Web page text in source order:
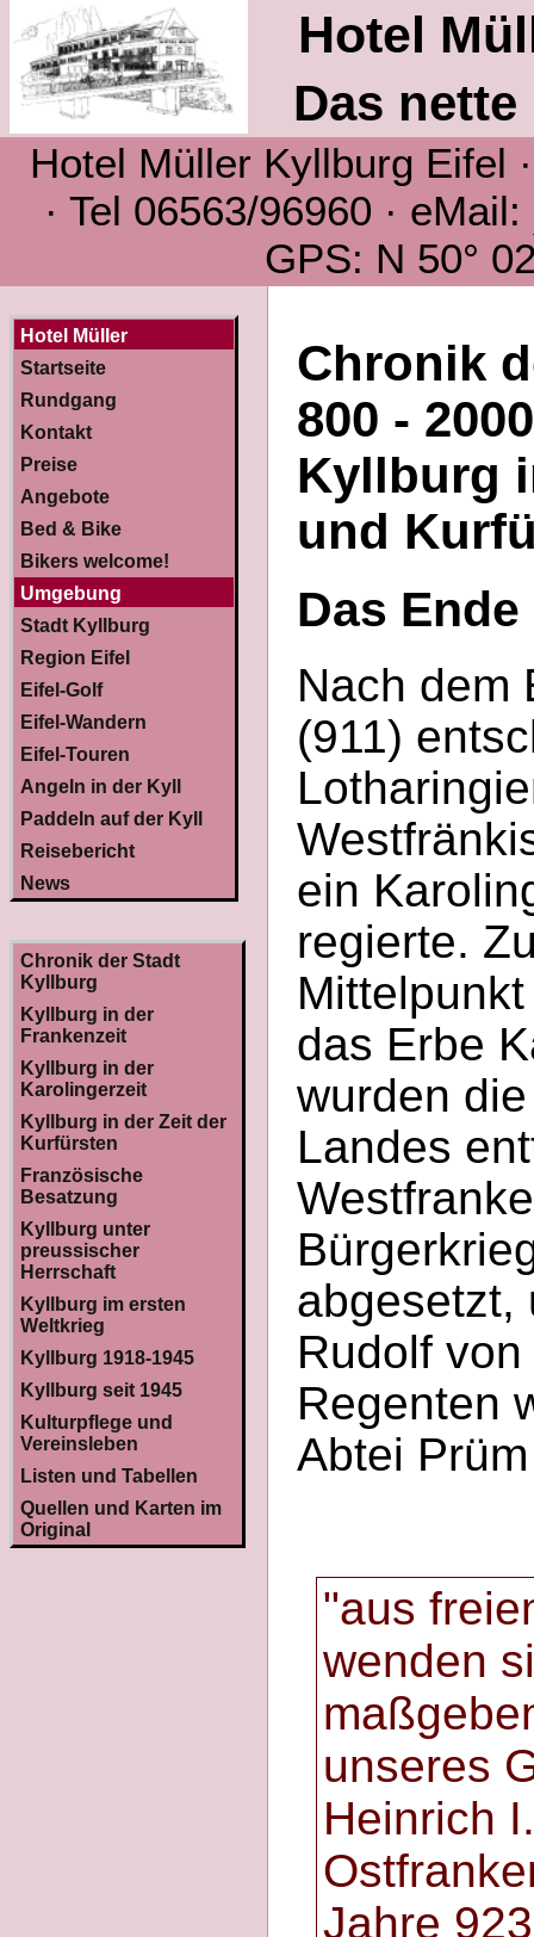
Hotel
Das
Hotel Müller Kyllburg Eifel
· Tel 06563/96960 · eMail:
GPS: N 50°
Hotel Müller
Startseite
Rundgang
Kontakt
Preise
Angebote
Bed & Bike
Bikers welcome!
Umgebung
Stadt Kyllburg
Region Eifel
Eifel-Golf
Eifel-Wandern
Eifel-Touren
Angeln in der Kyll
Paddeln auf der Kyll
Reisebericht
News
Chronik der Stadt
Kyllburg
Kyllburg in der
Frankenzeit
Kyllburg in der
Karolingerzeit
Kyllburg in der Zeit der
Kurfürsten
Französische
Besatzung
Kyllburg unter
preussischer
Herrschaft
Kyllburg im ersten
Weltkrieg
Kyllburg 1918-1945
Kyllburg seit 1945
Kulturpflege und
Vereinsleben
Listen und Tabellen
Quellen und Karten im
Original
Chronik
800 - 2000
Kyllburg
und
Das
Nach dem
(911)
ein
regierte.
das Erbe
wurden
Landes
abgesetzt,
Rudolf
Regenten
Abtei
"aus
wenden
unseres
Heinrich
Jahre